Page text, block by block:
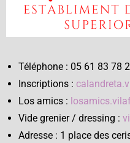
Téléphone : 05 61 83 78
Inscriptions :
Los amics :
Vide grenier / dressing :
Adresse : 1 place des